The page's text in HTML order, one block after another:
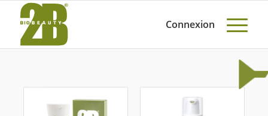
Connexion